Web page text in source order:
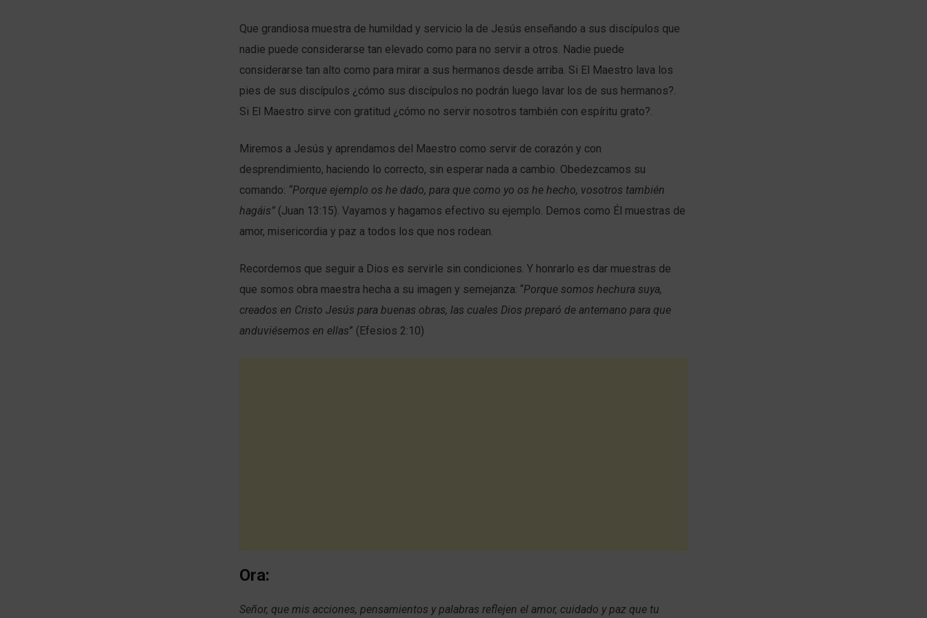
Que grandiosa muestra de humildad y servicio la de Jesús enseñando a sus discípulos que
nadie puede considerarse tan elevado como para no servir a otros. Nadie puede
considerarse tan alto como para mirar a sus hermanos desde arriba. Si El Maestro lava los
pies de sus discípulos ¿cómo sus discípulos no podrán luego lavar los de sus hermanos?.
Si El Maestro sirve con gratitud ¿cómo no servir nosotros también con espíritu grato?.
Miremos a Jesús y aprendamos del Maestro como servir de corazón y con
desprendimiento, haciendo lo correcto, sin esperar nada a cambio. Obedezcamos su
comando: “Porque ejemplo os he dado, para que como yo os he hecho, vosotros también
hagáis” (Juan 13:15). Vayamos y hagamos efectivo su ejemplo. Demos como Él muestras de
amor, misericordia y paz a todos los que nos rodean.
Recordemos que seguir a Dios es servirle sin condiciones. Y honrarlo es dar muestras de
que somos obra maestra hecha a su imagen y semejanza: “Porque somos hechura suya,
creados en Cristo Jesús para buenas obras, las cuales Dios preparó de antemano para que
anduviésemos en ellas” (Efesios 2:10)
Ora:
Señor, que mis acciones, pensamientos y palabras reflejen el amor, cuidado y paz que tu